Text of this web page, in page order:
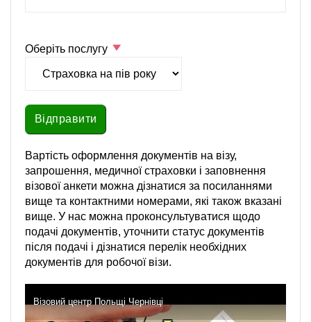
Оберіть послугу
Вартість оформлення документів на візу,
запрошення, медичної страховки і заповнення
візової анкети можна дізнатися за посиланнями
вище та контактними номерами, які також вказані
вище. У нас можна проконсультуватися щодо
подачі документів, уточнити статус документів
після подачі і дізнатися перелік необхідних
документів для робочої візи.
Візовий центр Польщі Чернівці